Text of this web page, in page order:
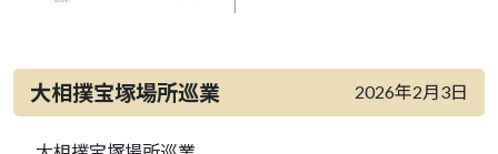
大相撲宝塚場所巡業 2026年2月3日